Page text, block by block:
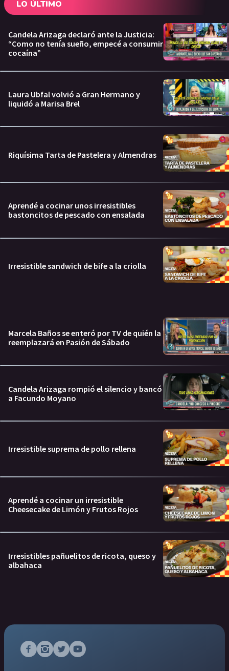
LO ÚLTIMO
Candela Arizaga declaró ante la Justicia:
“Como no tenía sueño, empecé a consumir
cocaína”
Laura Ubfal volvió a Gran Hermano y
liquidó a Marisa Brel
Riquísima Tarta de Pastelera y Almendras
Aprendé a cocinar unos irresistibles
bastoncitos de pescado con ensalada
Irresistible sandwich de bife a la criolla
Marcela Baños se enteró por TV de quién la
reemplazará en Pasión de Sábado
Candela Arizaga rompió el silencio y bancó
a Facundo Moyano
Irresistible suprema de pollo rellena
Aprendé a cocinar un irresistible
Cheesecake de Limón y Frutos Rojos
Irresistibles pañuelitos de ricota, queso y
albahaca